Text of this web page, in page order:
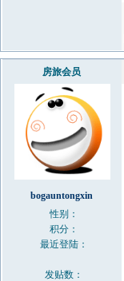
房旅会员
bogauntongxin
性别：
积分：
最近登陆：
发贴数：